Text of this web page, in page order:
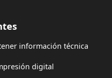
información técnica
digital